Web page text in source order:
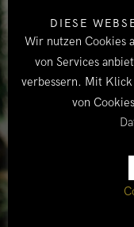
DIESE
Wir nutzen Cookies
von Services
verbessern. Mit Klick
von